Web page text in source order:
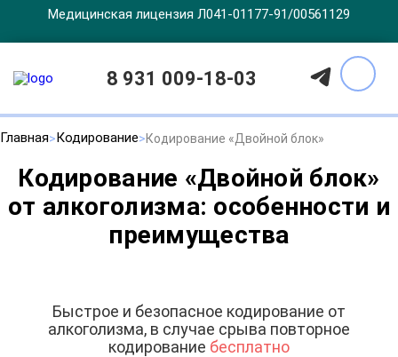
Медицинская лицензия Л041-01177-91/00561129
8 931 009-18-03
Главная Кодирование Кодирование «Двойной блок»
Кодирование «Двойной блок»
от алкоголизма: особенности и
преимущества
Быстрое и безопасное кодирование от
алкоголизма, в случае срыва повторное
кодирование бесплатно